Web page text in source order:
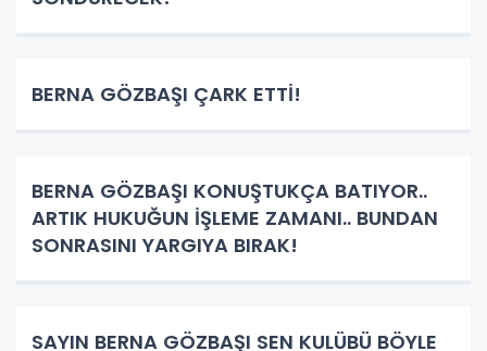
BERNA GÖZBAŞI ÇARK ETTİ!
BERNA GÖZBAŞI KONUŞTUKÇA BATIYOR..
ARTIK HUKUĞUN İŞLEME ZAMANI.. BUNDAN
SONRASINI YARGIYA BIRAK!
SAYIN BERNA GÖZBAŞI SEN KULÜBÜ BÖYLE